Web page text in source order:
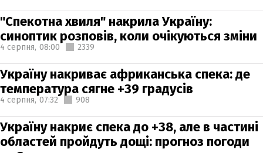
"Спекотна хвиля" накрила Україну:
синоптик розповів, коли очікуються зміни
4 серпня, 08:00 2339
Україну накриває африканська спека: де
температура сягне +39 градусів
4 серпня, 07:32 908
Україну накриє спека до +38, але в частині
областей пройдуть дощі: прогноз погоди